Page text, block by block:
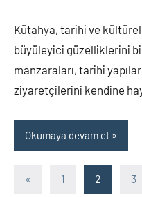
Kütahya, tarihi ve
büyüleyici güzelliklerini
manzaraları, tarihi
ziyaretçilerini kendine
Okumaya devam et
Yazı
« Önceki1 2 3